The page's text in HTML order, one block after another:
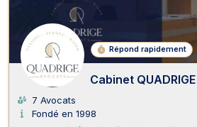
Répond rapidement
Cabinet
7 Avocats
Fondé en 1998